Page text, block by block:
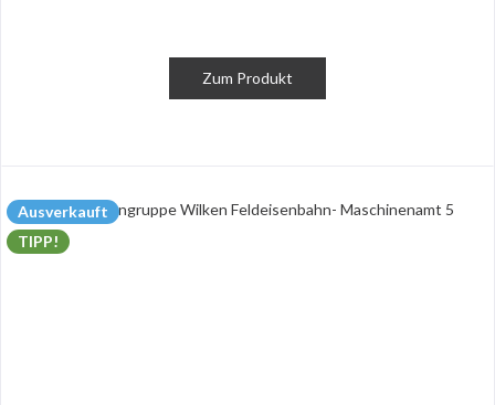
Zum Produkt
Ausverkauft
TIPP!